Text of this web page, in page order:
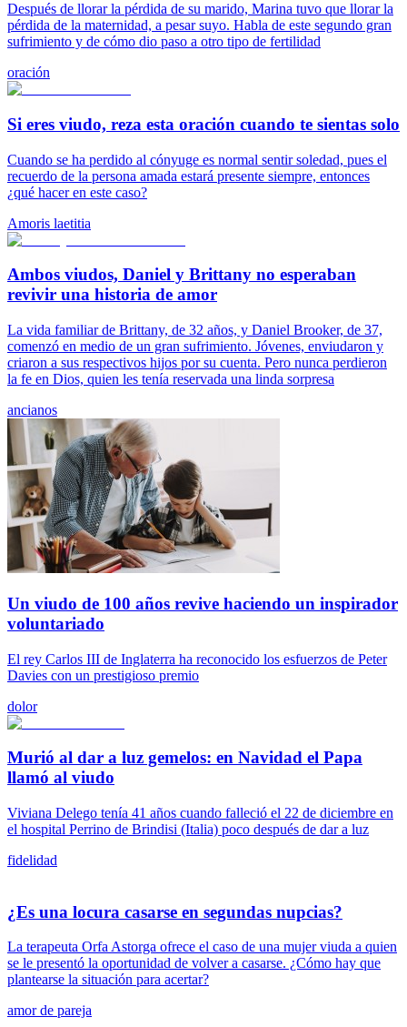
Después de llorar la pérdida de su marido, Marina tuvo que llorar la
pérdida de la maternidad, a pesar suyo. Habla de este segundo gran
sufrimiento y de cómo dio paso a otro tipo de fertilidad
oración
Si eres viudo, reza esta oración cuando te sientas solo
Cuando se ha perdido al cónyuge es normal sentir soledad, pues el
recuerdo de la persona amada estará presente siempre, entonces
¿qué hacer en este caso?
Amoris laetitia
Ambos viudos, Daniel y Brittany no esperaban
revivir una historia de amor
La vida familiar de Brittany, de 32 años, y Daniel Brooker, de 37,
comenzó en medio de un gran sufrimiento. Jóvenes, enviudaron y
criaron a sus respectivos hijos por su cuenta. Pero nunca perdieron
la fe en Dios, quien les tenía reservada una linda sorpresa
ancianos
Un viudo de 100 años revive haciendo un inspirador
voluntariado
El rey Carlos III de Inglaterra ha reconocido los esfuerzos de Peter
Davies con un prestigioso premio
dolor
Murió al dar a luz gemelos: en Navidad el Papa
llamó al viudo
Viviana Delego tenía 41 años cuando falleció el 22 de diciembre en
el hospital Perrino de Brindisi (Italia) poco después de dar a luz
fidelidad
¿Es una locura casarse en segundas nupcias?
La terapeuta Orfa Astorga ofrece el caso de una mujer viuda a quien
se le presentó la oportunidad de volver a casarse. ¿Cómo hay que
plantearse la situación para acertar?
amor de pareja